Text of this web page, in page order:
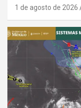
1 de agosto de 2026